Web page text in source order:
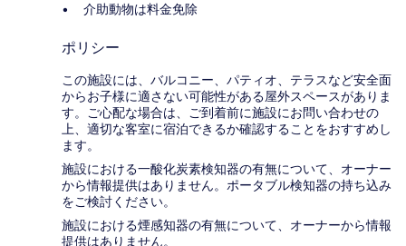
介助動物は料金免除
ポリシー
この施設には、バルコニー、パティオ、テラスなど安全面
からお子様に適さない可能性がある屋外スペースがありま
す。ご心配な場合は、ご到着前に施設にお問い合わせの
上、適切な客室に宿泊できるか確認することをおすすめし
ます。
施設における一酸化炭素検知器の有無について、オーナー
から情報提供はありません。ポータブル検知器の持ち込み
をご検討ください。
施設における煙感知器の有無について、オーナーから情報
提供はありません。